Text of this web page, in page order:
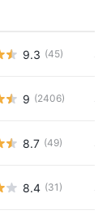
9.3 (45)
9 (2406)
8.7 (49)
8.4 (31)